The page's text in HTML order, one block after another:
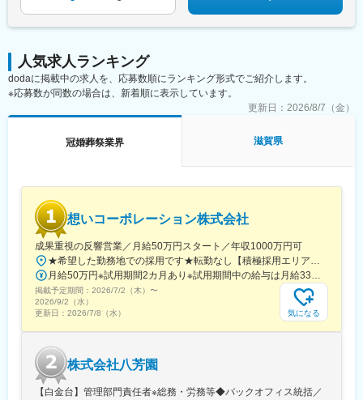
る企業風土があり、長期的に様々なキャリアの挑戦が可能です。
人気求人ランキング
dodaに掲載中の求人を、応募数順にランキング形式でご紹介します。
※応募数が同数の場合は、新着順に表示しています。
更新日： 2026/8/7（金）
冠婚葬祭業界 滋賀県
想いコーポレーション株式会社
成果重視の反響営業／月給50万円スタート／年収1000万円可
★希望した勤務地での採用です★転勤なし【積極採用エリア】巣鴨本部（本社）立川支部愛知支部大阪支部広島支部岡山支部栃木支部静岡支部【その他採用エリア】北海道、青森、秋田、岩手、宮城、山形、福島、茨城、群馬、埼玉、千葉、神奈川、新潟、富山、石川、福井、岐阜、長野、山梨、三重、滋賀、京都、兵庫、奈良、和歌山、鳥取、島根、山口、徳島、香川、愛媛、高知、福岡、佐賀、長崎、熊本、大分、宮崎、鹿児島、沖縄※勤務地の詳細は当社ホームページをご参照ください。
月給50万円※試用期間2カ月あり※試用期間中の給与は月給33万円です。※いずれも固定残業代（月40時間分・7万5,000 円）を含み、超過分は別途支給します。【キャリアごとの月給イメージ】・月給50万円～：一般社員・月給80万円～：マネージャー候補3カ月間の売上成績に応じて、その後3カ月間の給与にインセンティブが上乗せされる仕組みです。（例1～3月の成績が、4～6月の給与に加算）中には、月30万円のインセンティブを手にする社員もいます。反響営業とはいえ、当社では、成果に見合う待遇を明確に用意しています。
掲載予定期間： 2026/7/2（木） 〜
2026/9/2（水）
更新日： 2026/7/8（水） 気になる
株式会社八芳園
【白金台】管理部門責任者※総務・労務等◆バックオフィス統括／